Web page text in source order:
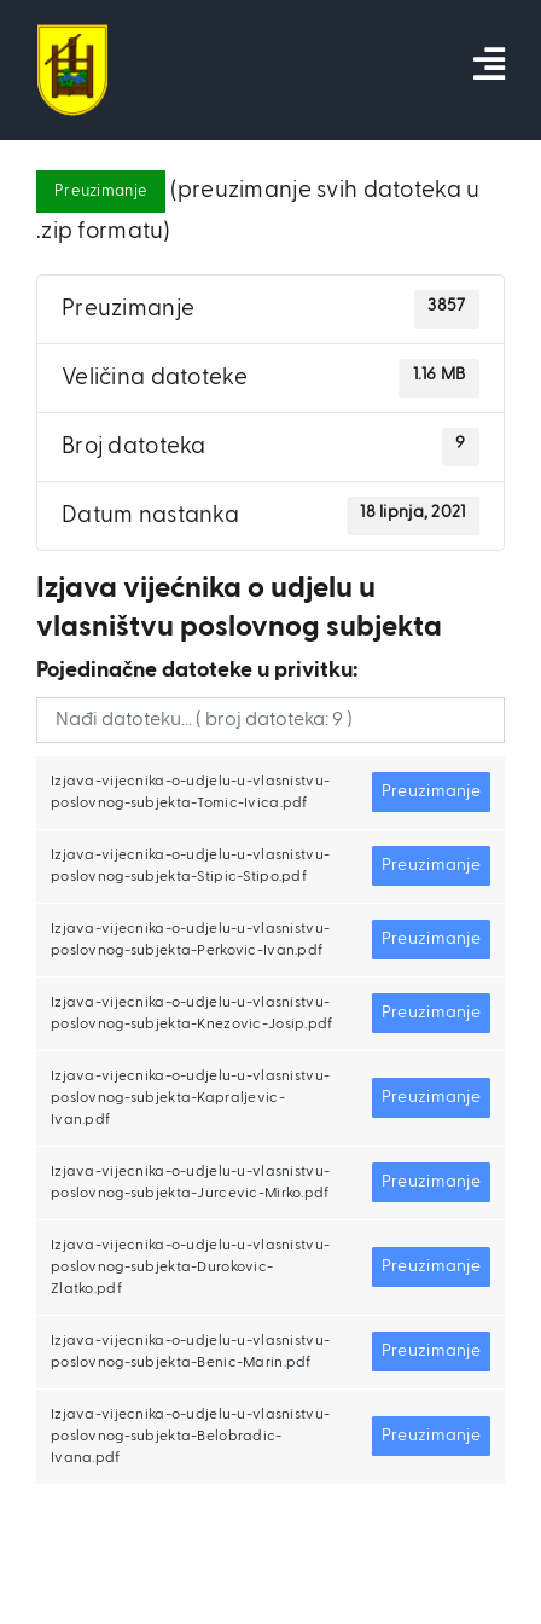
content
Preuzimanje
(preuzimanje svih datoteka u
.zip formatu)
Preuzimanje 3857
Veličina datoteke 1.16 MB
Broj datoteka 9
Datum nastanka 18 lipnja, 2021
Izjava vijećnika o udjelu u
vlasništvu poslovnog subjekta
Pojedinačne datoteke u privitku:
Izjava-vijecnika-o-udjelu-u-vlasnistvu-
poslovnog-subjekta-Tomic-Ivica.pdf
Preuzimanje
Izjava-vijecnika-o-udjelu-u-vlasnistvu-
poslovnog-subjekta-Stipic-Stipo.pdf
Preuzimanje
Izjava-vijecnika-o-udjelu-u-vlasnistvu-
poslovnog-subjekta-Perkovic-Ivan.pdf
Preuzimanje
Izjava-vijecnika-o-udjelu-u-vlasnistvu-
poslovnog-subjekta-Knezovic-Josip.pdf
Preuzimanje
Izjava-vijecnika-o-udjelu-u-vlasnistvu-
poslovnog-subjekta-Kapraljevic-
Ivan.pdf
Preuzimanje
Izjava-vijecnika-o-udjelu-u-vlasnistvu-
poslovnog-subjekta-Jurcevic-Mirko.pdf
Preuzimanje
Izjava-vijecnika-o-udjelu-u-vlasnistvu-
poslovnog-subjekta-Durokovic-
Zlatko.pdf
Preuzimanje
Izjava-vijecnika-o-udjelu-u-vlasnistvu-
poslovnog-subjekta-Benic-Marin.pdf
Preuzimanje
Izjava-vijecnika-o-udjelu-u-vlasnistvu-
poslovnog-subjekta-Belobradic-
Ivana.pdf
Preuzimanje